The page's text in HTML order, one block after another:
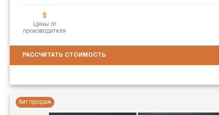
Цены от
производителя
РАССЧИТАТЬ СТОИМОСТЬ
Хит продаж